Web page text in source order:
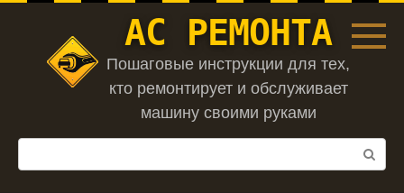
Перейти
АС РЕМОНТА
Пошаговые инструкции для тех,
кто ремонтирует и обслуживает
машину своими руками
Поиск: